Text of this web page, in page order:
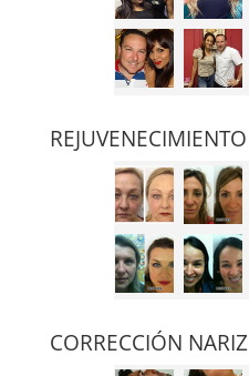
REJUVENECIMIENTO
CORRECCIÓN NARIZ